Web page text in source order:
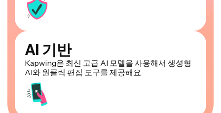
AI 기반
Kapwing은 최신 고급 AI 모델을 사용해서 생성형
AI와 원클릭 편집 도구를 제공해요.